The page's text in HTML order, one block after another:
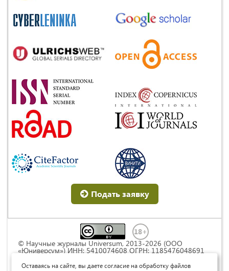
Подать заявку
© Научные журналы Universum, 2013-2026 (ООО
«Юниверсум») ИНН: 5410074608 ОГРН: 1185476048691
Commons « Attribution» («Атрибуция») 4.0
Оставаясь на сайте, вы даете согласие на обработку файлов